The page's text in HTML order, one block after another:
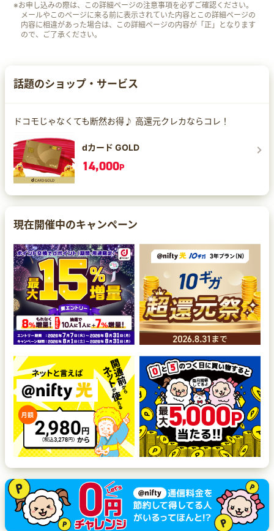
※お申し込みの際は、この詳細ページの注意事項を必ずご確認ください。
メールやこのページに来る前に表示されていた内容とこの詳細ページの
内容に相違があった場合は、この詳細ページの内容が「正」となります
ので、ご了承ください。
話題のショップ・サービス
ドコモじゃなくても断然お得♪ 高還元クレカならコレ！
dカード GOLD
14,000P
現在開催中のキャンペーン